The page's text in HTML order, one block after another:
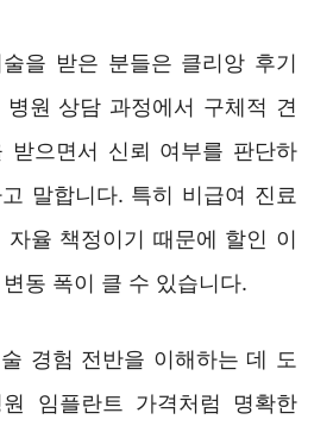
을 받은 분들은 클리앙 후기
병원 상담 과정에서 구체적 견
받으면서 신뢰 여부를 판단하
말합니다. 특히 비급여 진료
자율 책정이기 때문에 할인 이
동 폭이 클 수 있습니다.
경험 전반을 이해하는 데 도
임플란트 가격처럼 명확한